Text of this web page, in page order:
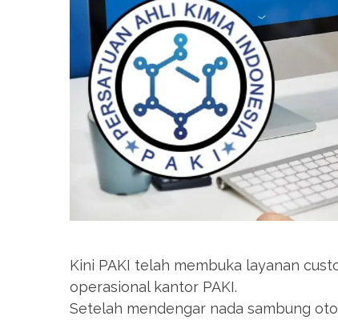
Kini PAKI telah membuka layanan
operasional kantor PAKI.
Setelah mendengar nada sambung